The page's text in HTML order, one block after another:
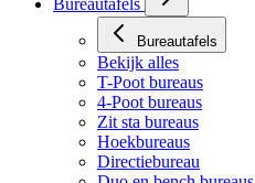
Bureautafels
Bureautafels
Bekijk alles
T-Poot bureaus
4-Poot bureaus
Zit sta bureaus
Hoekbureaus
Directiebureau